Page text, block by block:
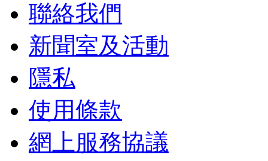
聯絡我們
新聞室及活動
隱私
使用條款
網上服務協議